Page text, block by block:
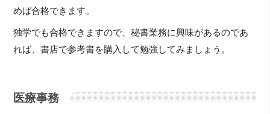
めば合格できます。
独学でも合格できますので、秘書業務に興味があるのであ
れば、書店で参考書を購入して勉強してみましょう。
医療事務